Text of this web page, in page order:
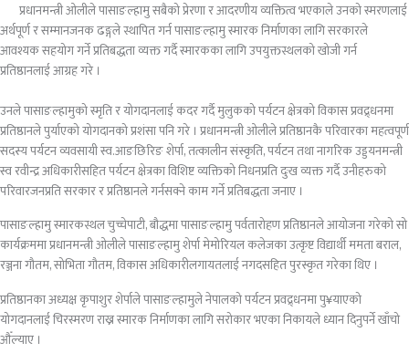
प्रधानमन्त्री ओलीले पासाङल्हामु सबैको प्रेरणा र आदरणीय व्यक्तित्व भएकाले उनको स्मरणलाई
अर्थपूर्ण र सम्मानजनक ढङ्गले स्थापित गर्न पासाङल्हामु स्मारक निर्माणका लागि सरकारले
आवश्यक सहयोग गर्ने प्रतिबद्धता व्यक्त गर्दै स्मारकका लागि उपयुक्तस्थलको खोजी गर्न
प्रतिष्ठानलाई आग्रह गरे ।
उनले पासाङल्हामुको स्मृति र योगदानलाई कदर गर्दै मुलुकको पर्यटन क्षेत्रको विकास प्रवद्र्धनमा
प्रतिष्ठानले पुर्याएको योगदानको प्रशंसा पनि गरे । प्रधानमन्त्री ओलीले प्रतिष्ठानकै परिवारका महत्वपूर्ण
सदस्य पर्यटन व्यवसायी स्व.आङछिरिङ शेर्पा, तत्कालीन संस्कृति, पर्यटन तथा नागरिक उड्डयनमन्त्री
स्व रवीन्द्र अधिकारीसहित पर्यटन क्षेत्रका विशिष्ट व्यक्तिको निधनप्रति दुःख व्यक्त गर्दै उनीहरुको
परिवारजनप्रति सरकार र प्रतिष्ठानले गर्नसक्ने काम गर्ने प्रतिबद्धता जनाए ।
पासाङल्हामु स्मारकस्थल चुच्चेपाटी, बौद्धमा पासाङल्हामु पर्वतारोहण प्रतिष्ठानले आयोजना गरेको सो
कार्यक्रममा प्रधानमन्त्री ओलीले पासाङल्हामु शेर्पा मेमोरियल कलेजका उत्कृष्ट विद्यार्थी ममता बराल,
रञ्जना गौतम, सोभिता गौतम, विकास अधिकारीलगायतलाई नगदसहित पुरस्कृत गरेका थिए ।
प्रतिष्ठानका अध्यक्ष कृपाशुर शेर्पाले पासाङल्हामुले नेपालको पर्यटन प्रवद्र्धनमा पु¥याएको
योगदानलाई चिरस्मरण राख्न स्मारक निर्माणका लागि सरोकार भएका निकायले ध्यान दिनुपर्ने खाँचो
औँल्याए ।